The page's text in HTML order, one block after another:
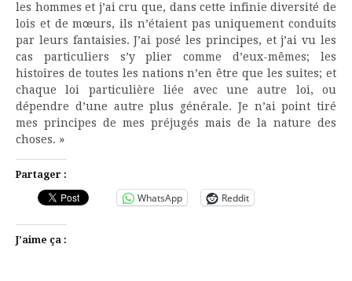
les hommes et j’ai cru que, dans cette infinie diversité de
lois et de mœurs, ils n’étaient pas uniquement conduits
par leurs fantaisies. J’ai posé les principes, et j’ai vu les
cas particuliers s’y plier comme d’eux-mêmes; les
histoires de toutes les nations n’en être que les suites; et
chaque loi particulière liée avec une autre loi, ou
dépendre d’une autre plus générale. Je n’ai point tiré
mes principes de mes préjugés mais de la nature des
choses. »
Partager :
WhatsApp Reddit
J’aime ça :